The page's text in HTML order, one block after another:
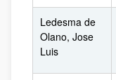
Ledesma de
Olano, Jose
Luis